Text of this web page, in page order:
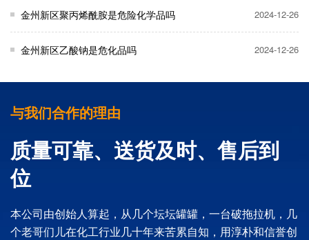
金州新区聚丙烯酰胺是危险化学品吗 2024-12-26
金州新区乙酸钠是危化品吗 2024-12-26
与我们合作的理由
质量可靠、送货及时、售后到
位
本公司由创始人算起，从几个坛坛罐罐，一台破拖拉机，几
个老哥们儿在化工行业几十年来苦累自知，用淳朴和信誉创